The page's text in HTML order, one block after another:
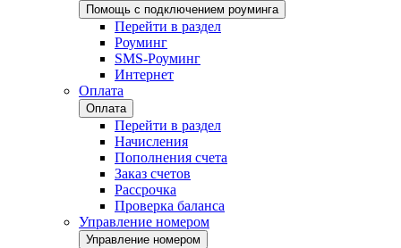
Помощь с подключением роуминга
Перейти в раздел
Роуминг
SMS-Роуминг
Интернет
Оплата
Оплата
Перейти в раздел
Начисления
Пополнения счета
Заказ счетов
Рассрочка
Проверка баланса
Управление номером
Управление номером